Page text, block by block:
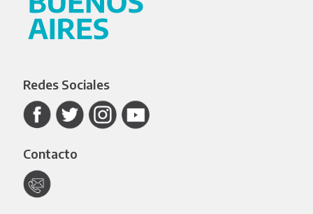
Redes Sociales
Contacto